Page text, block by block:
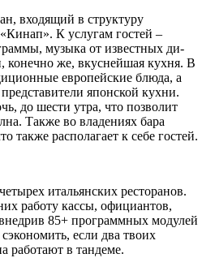
входящий в структуру
К услугам гостей –
музыка от известных ди-
же, вкуснейшая кухня. В
европейские блюда, а
японской кухни.
до шести утра, что позволит
Также во владениях бара
также располагает к себе гостей.
итальянских ресторанов.
работу кассы, официантов,
85+ программных модулей
если два твоих
работают в тандеме.